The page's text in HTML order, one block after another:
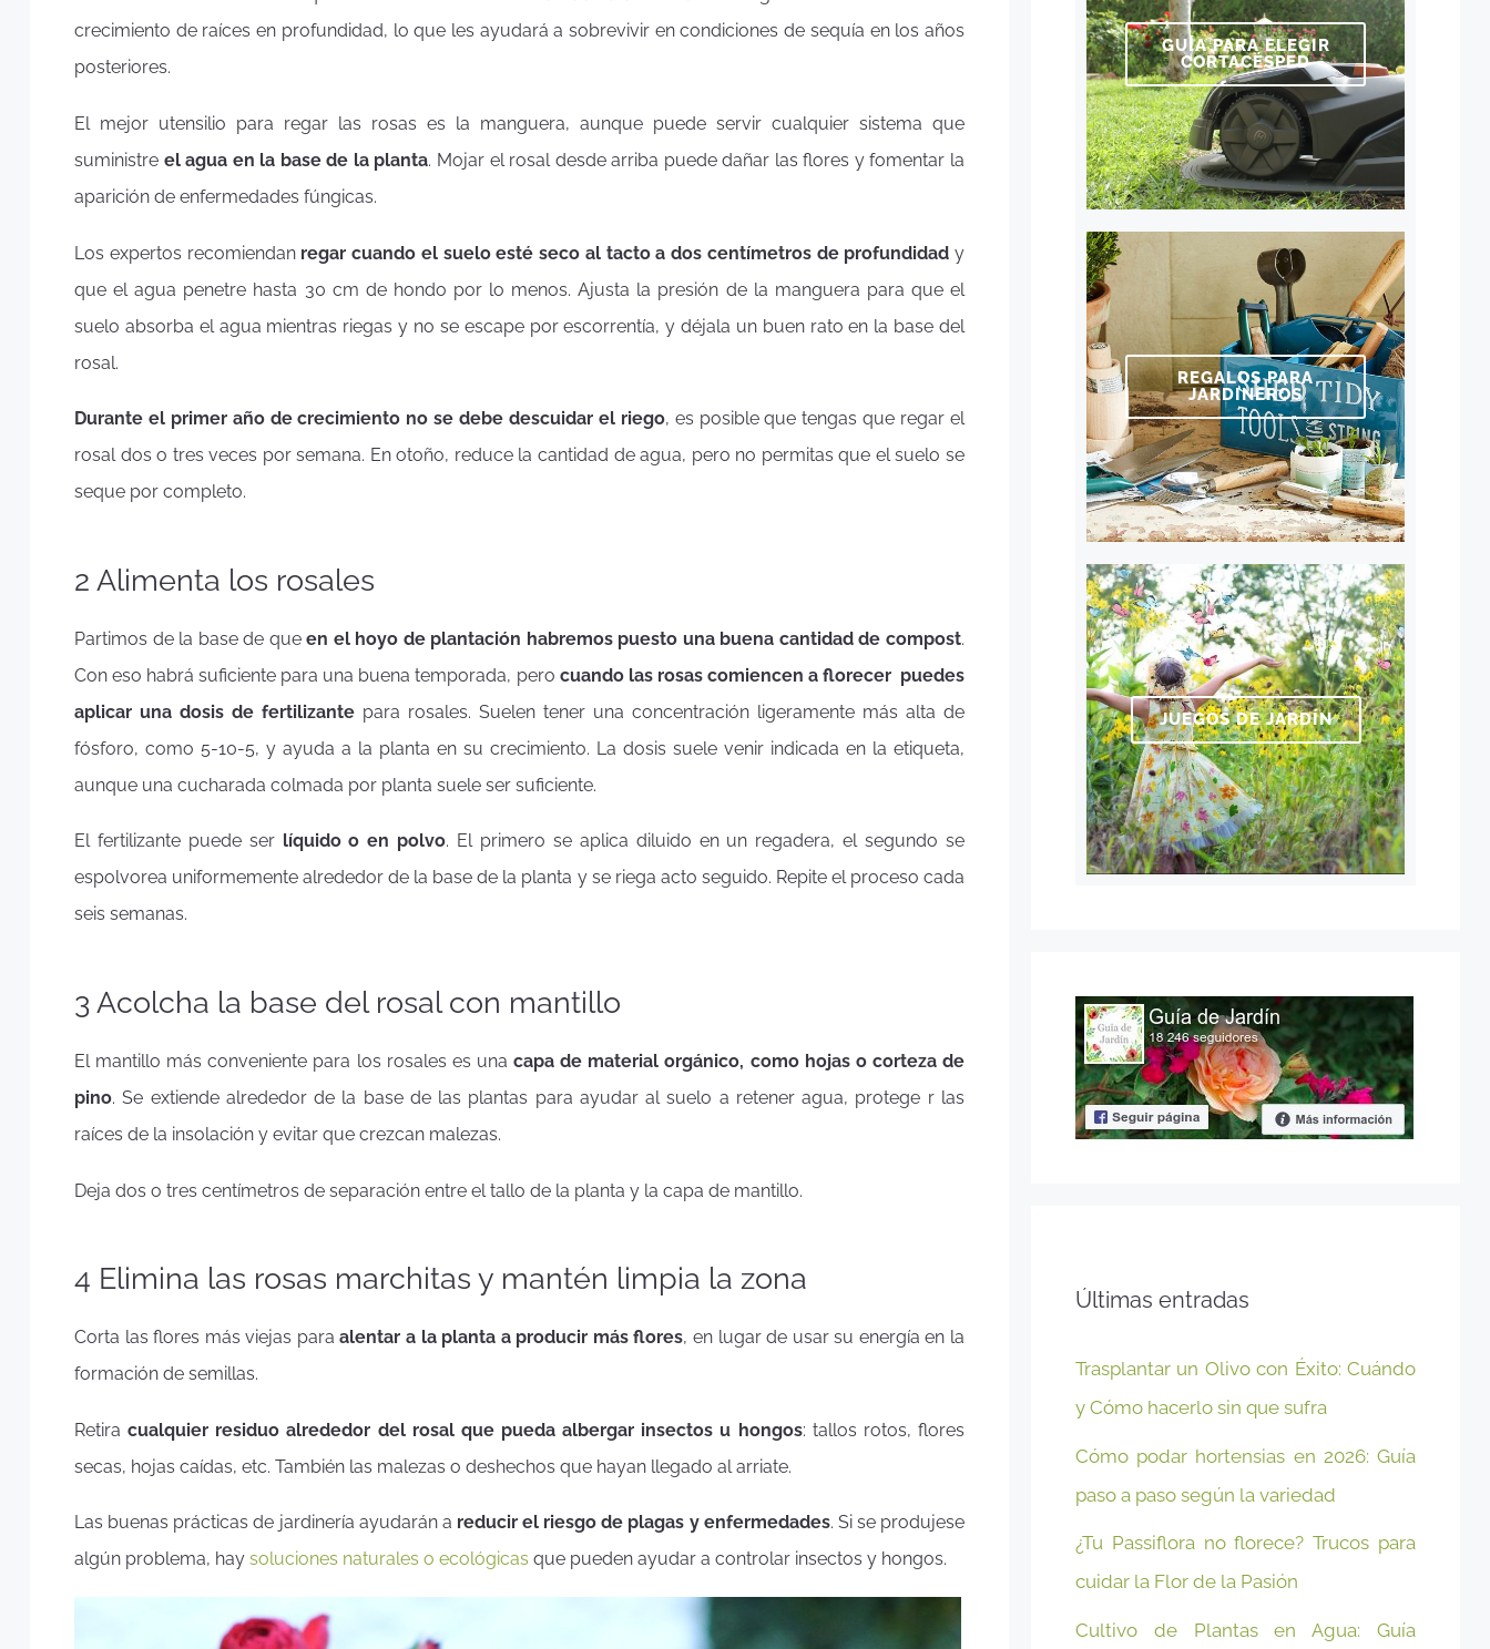
crecimiento de raíces en profundidad, lo que les ayudará a sobrevivir en condiciones de sequía en los años
posteriores.
El mejor utensilio para regar las rosas es la manguera, aunque puede servir cualquier sistema que
suministre el agua en la base de la planta. Mojar el rosal desde arriba puede dañar las flores y fomentar la
aparición de enfermedades fúngicas.
Los expertos recomiendan regar cuando el suelo esté seco al tacto a dos centímetros de profundidad y
que el agua penetre hasta 30 cm de hondo por lo menos. Ajusta la presión de la manguera para que el
suelo absorba el agua mientras riegas y no se escape por escorrentía, y déjala un buen rato en la base del
rosal.
Durante el primer año de crecimiento no se debe descuidar el riego, es posible que tengas que regar el
rosal dos o tres veces por semana. En otoño, reduce la cantidad de agua, pero no permitas que el suelo se
seque por completo.
2 Alimenta los rosales
Partimos de la base de queen el hoyo de plantación habremos puesto una buena cantidad de compost.
Con eso habrá suficiente para una buena temporada, pero cuando las rosas comiencen a florecer puedes
aplicar una dosis de fertilizante para rosales. Suelen tener una concentración ligeramente más alta de
fósforo, como 5-10-5, y ayuda a la planta en su crecimiento. La dosis suele venir indicada en la etiqueta,
aunque una cucharada colmada por planta suele ser suficiente.
El fertilizante puede ser líquido o en polvo. El primero se aplica diluido en un regadera, el segundo se
espolvorea uniformemente alrededor de la base de la planta y se riega acto seguido. Repite el proceso cada
seis semanas.
3 Acolcha la base del rosal con mantillo
El mantillo más conveniente para los rosales es unacapa de material orgánico, como hojas o corteza de
pino. Se extiende alrededor de la base de las plantas para ayudar al suelo a retener agua, protege r las
raíces de la insolación y evitar que crezcan malezas.
Deja dos o tres centímetros de separación entre el tallo de la planta y la capa de mantillo.
4 Elimina las rosas marchitas y mantén limpia la zona
Corta las flores más viejas paraalentar a la planta a producir más flores, en lugar de usar su energía en la
formación de semillas.
Retiracualquier residuo alrededor del rosal que pueda albergar insectos u hongos: tallos rotos, flores
secas, hojas caídas, etc. También las malezas o deshechos que hayan llegado al arriate.
Las buenas prácticas de jardinería ayudarán a reducir el riesgo de plagas y enfermedades. Si se produjese
algún problema, hay soluciones naturales o ecológicas que pueden ayudar a controlar insectos y hongos.
GUÍA PARA ELEGIR
CORTACÉSPED
REGALOS PARA
JARDINEROS
JUEGOS DE JARDÍN
Últimas entradas
Trasplantar un Olivo con Éxito: Cuándo
y Cómo hacerlo sin que sufra
Cómo podar hortensias en 2026: Guía
paso a paso según la variedad
¿Tu Passiflora no florece? Trucos para
cuidar la Flor de la Pasión
Cultivo de Plantas en Agua: Guía